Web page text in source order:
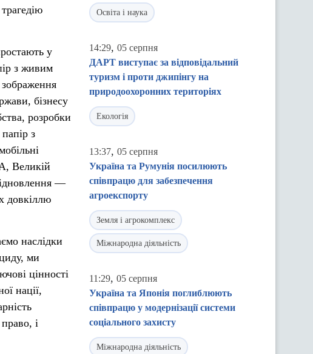
у
з живим
бізнесу
розробки
з
Великій
—
довкіллю
наслідки
ми
цінності
нації,
і
Освіта і наука
14:29, 05 серпня
ДАРТ виступає за відповідальний
туризм і проти джипінгу на
природоохоронних територіях
Екологія
13:37, 05 серпня
Україна та Румунія посилюють
співпрацю для забезпечення
агроекспорту
Земля і агрокомплекс
Міжнародна діяльність
11:29, 05 серпня
Україна та Японія поглиблюють
співпрацю у модернізації системи
соціального захисту
Міжнародна діяльність